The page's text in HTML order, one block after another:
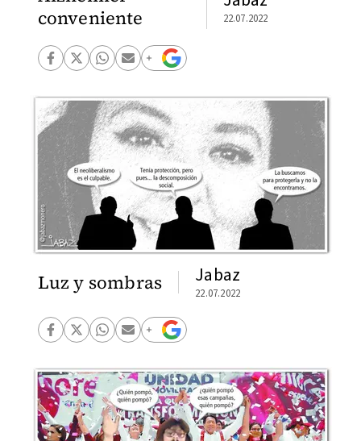
conveniente
22.07.2022
Luz y sombras Jabaz
22.07.2022